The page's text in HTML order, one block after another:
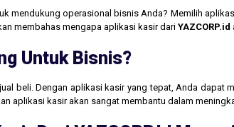
mendukung operasional bisnis Anda? Memilih
membahas mengapa aplikasi kasir dari YAZCORP.id
Untuk Bisnis?
beli. Dengan aplikasi kasir yang tepat, Anda
aplikasi kasir akan sangat membantu dalam